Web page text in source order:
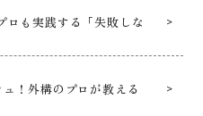
ロも実践する「失敗しな
！外構のプロが教える